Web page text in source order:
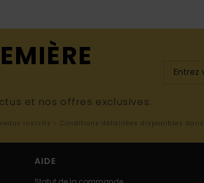
et nos offres exclusives.
inscrits - Conditions détaillées disponibles
AIDE